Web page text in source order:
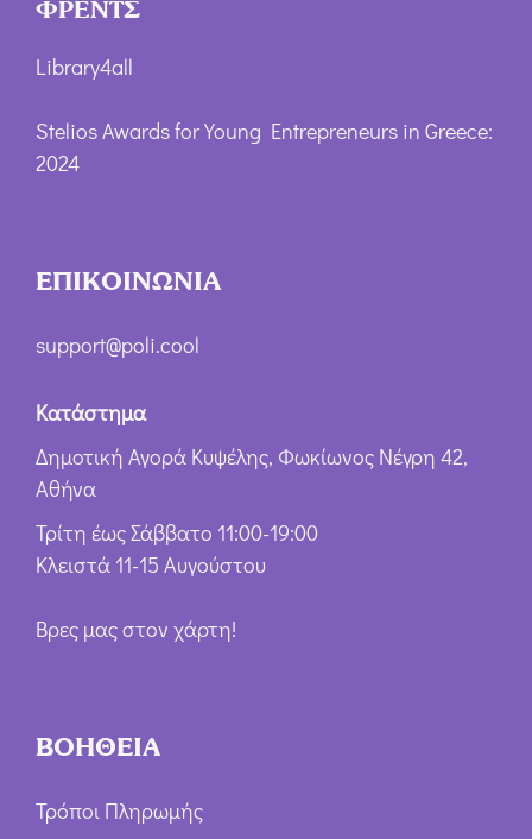
ΦΡΕΝΤΣ
Library4all
Stelios Awards for Young Entrepreneurs in Greece:
2024
ΕΠΙΚΟΙΝΩΝΙΑ
support@poli.cool
Κατάστημα
Δημοτική Αγορά Κυψέλης, Φωκίωνος Νέγρη 42,
Αθήνα
Τρίτη έως Σάββατο 11:00-19:00
Κλειστά 11-15 Αυγούστου
Βρες μας στον χάρτη!
ΒΟΗΘΕΙΑ
Τρόποι Πληρωμής